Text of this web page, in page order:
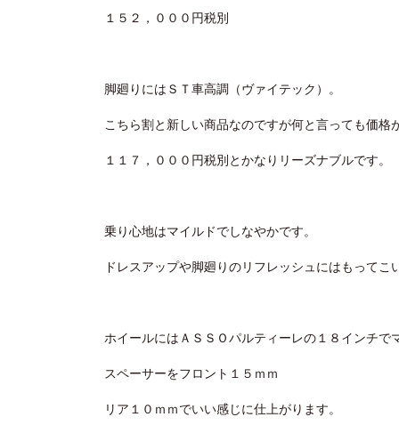
１５２，０００円税別
脚廻りにはＳＴ車高調（ヴァイテック）。
こちら割と新しい商品なのですが何と言っても価格
１１７，０００円税別とかなりリーズナブルです。
乗り心地はマイルドでしなやかです。
ドレスアップや脚廻りのリフレッシュにはもってこ
ホイールにはＡＳＳＯパルティーレの１８インチで
スペーサーをフロント１５ｍｍ
リア１０ｍｍでいい感じに仕上がります。